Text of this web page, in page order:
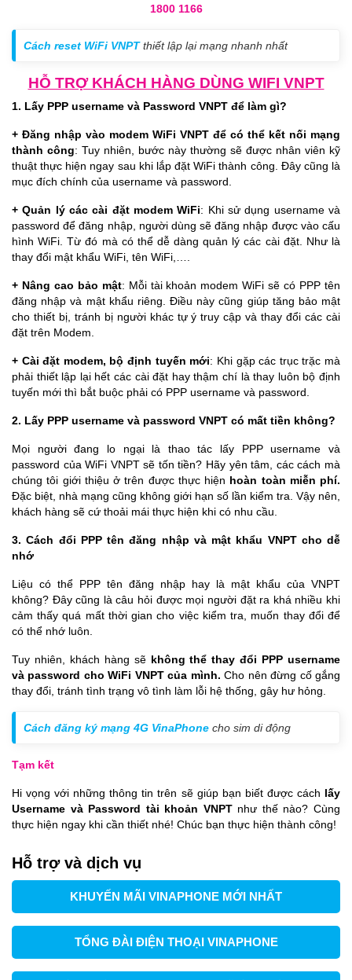
1800 1166
Cách reset WiFi VNPTthiết lập lại mạng nhanh nhất
HỖ TRỢ KHÁCH HÀNG DÙNG WIFI VNPT
1. Lấy PPP username và Password VNPT để làm gì?
+ Đăng nhập vào modem WiFi VNPT để có thể kết nối mạng
thành công: Tuy nhiên, bước này thường sẽ được nhân viên kỹ
thuật thực hiện ngay sau khi lắp đặt WiFi thành công. Đây cũng là
mục đích chính của username và password.
+ Quản lý các cài đặt modem WiFi: Khi sử dụng username và
password để đăng nhập, người dùng sẽ đăng nhập được vào cấu
hình WiFi. Từ đó mà có thể dễ dàng quản lý các cài đặt. Như là
thay đổi mật khẩu WiFi, tên WiFi,….
+ Nâng cao bảo mật: Mỗi tài khoản modem WiFi sẽ có PPP tên
đăng nhập và mật khẩu riêng. Điều này cũng giúp tăng bảo mật
cho thiết bị, tránh bị người khác tự ý truy cập và thay đổi các cài
đặt trên Modem.
+ Cài đặt modem, bộ định tuyến mới: Khi gặp các trục trặc mà
phải thiết lập lại hết các cài đặt hay thậm chí là thay luôn bộ định
tuyến mới thì bắt buộc phải có PPP username và password.
2. Lấy PPP username và password VNPT có mất tiền không?
Mọi người đang lo ngại là thao tác lấy PPP username và
password của WiFi VNPT sẽ tốn tiền? Hãy yên tâm, các cách mà
chúng tôi giới thiệu ở trên được thực hiện hoàn toàn miễn phí.
Đặc biệt, nhà mạng cũng không giới hạn số lần kiểm tra. Vậy nên,
khách hàng sẽ cứ thoải mái thực hiện khi có nhu cầu.
3. Cách đổi PPP tên đăng nhập và mật khẩu VNPT cho dễ
nhớ
Liệu có thể PPP tên đăng nhập hay là mật khẩu của VNPT
không? Đây cũng là câu hỏi được mọi người đặt ra khá nhiều khi
cảm thấy quá mất thời gian cho việc kiểm tra, muốn thay đổi để
có thể nhớ luôn.
Tuy nhiên, khách hàng sẽ không thể thay đổi PPP username
và password cho WiFi VNPT của mình. Cho nên đừng cố gắng
thay đổi, tránh tình trạng vô tình làm lỗi hệ thống, gây hư hỏng.
Cách đăng ký mạng 4G VinaPhone cho sim di động
Tạm kết
Hi vọng với những thông tin trên sẽ giúp bạn biết được cách lấy
Username và Password tài khoản VNPTnhư thế nào? Cùng
thực hiện ngay khi cần thiết nhé! Chúc bạn thực hiện thành công!
Hỗ trợ và dịch vụ
KHUYẾN MÃI VINAPHONE MỚI NHẤT
TỔNG ĐÀI ĐIỆN THOẠI VINAPHONE